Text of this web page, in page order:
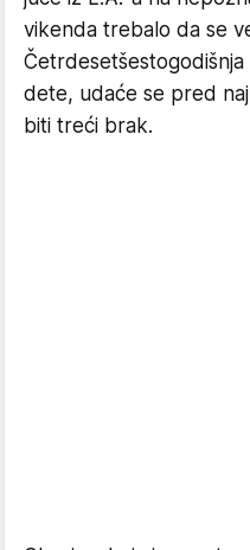
vikenda trebalo da se
dete, udaće se pred
biti treći brak.